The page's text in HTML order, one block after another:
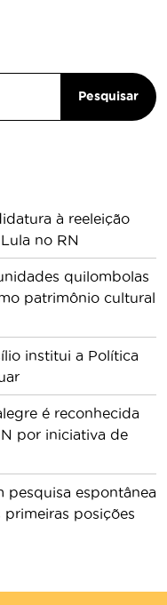
à reeleição
no RN
quilombolas
patrimônio cultural
institui a Política
é reconhecida
por iniciativa de
pesquisa espontânea
posições